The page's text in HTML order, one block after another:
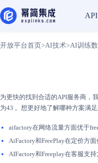
开放平台首页 >AI技术>AI训练
为更快的找到合适的API服务商，
为43 。想更好地了解哪种方案满
aifactory在网络流量方面优于
AiFactory和FreePlay在定价方
AIFactory和Freeplay在客服支